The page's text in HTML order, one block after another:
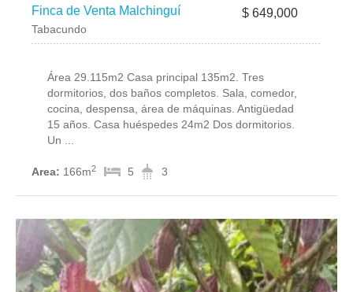
Finca de Venta Malchinguí $ 649,000
Tabacundo
Área 29.115m2 Casa principal 135m2. Tres
dormitorios, dos baños completos. Sala, comedor,
cocina, despensa, área de máquinas. Antigüedad
15 años. Casa huéspedes 24m2 Dos dormitorios.
Un ...
Area: 166m2 5 3